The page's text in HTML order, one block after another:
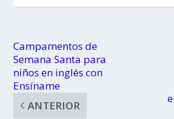
Campamentos de
Semana Santa para
niños en inglés con
Ensíname
ANTERIOR